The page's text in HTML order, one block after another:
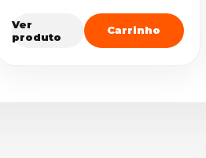
Ver
produto
Carrinho